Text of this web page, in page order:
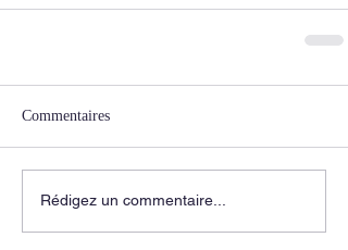
Commentaires
Rédigez un commentaire...